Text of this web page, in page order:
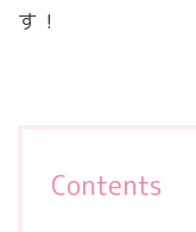
す！
Contents